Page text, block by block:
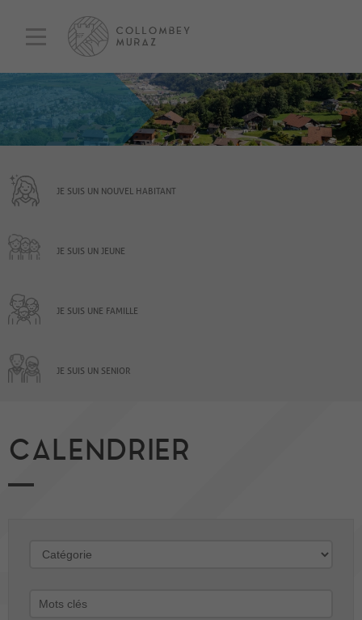
JE SUIS UN NOUVEL HABITANT
JE SUIS UN JEUNE
JE SUIS UNE FAMILLE
JE SUIS UN SENIOR
CALENDRIER